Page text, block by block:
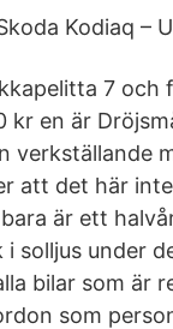
Kodiaq –
7
kr en är
verkställande
att det här
är ett
solljus under
bilar som är
som